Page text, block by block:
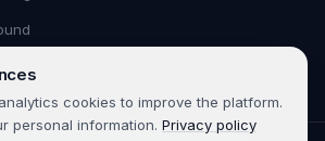
cookies to improve the platform.
personal information. Privacy policy